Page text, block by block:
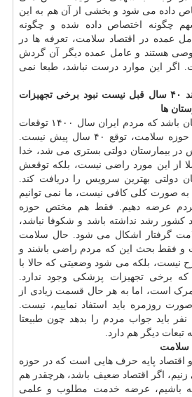
داده می شود و بخشی از آن هم به این
چگونه اختصاص داده شده و چگونه
عمده در اقتصاد سلامت، تعرفه ها در
هستند و عامل عمده دیگر آن گردش
اگر این موارد درست نباشد، طبعا نمی
نبود برخی تجهیزات
ها
جعفریان تصریح کرد: یادمان باشد که مردم ایران سال ۱۴۰۰ توقعات
شان از همه چیز همچون حوزه سلامت، توقع ۴۰ سال پیش نیست.
۴۰ سال پیش در بیمارستان دولتی بستری می شد، خدا
از این مورد راضی نیست، بلکه توقعش
دولتی بهترین سرویس را دریافت کند.
صورت کلی کافی نیست، ما نمی توانیم
عرضه دهیم. فقط هم مختص حوزه
کشور رشد نداشته باشد و شکوفا نباشد،
گرفتار اشکال می شود. حال سلامت
و فقط بحث این که مردم راضی باشند و
نیست، بلکه می شود وضعیتی که حالا با
برخی تجهیزات پزشکی وجود ندارد.
است، اما به هر حال قسمت زیادی از
روزمره باید استفاد نماییم، نیست.
باید جواب مردم را بدهد چون طبیعتا
تبعات دیگر هم دارد.
سلامت
اقتصاد پایه حرف هایی است که در حوزه
اگر اقتصاد ضعیف باشد، هرچقدر هم
باشیم، عرضه خدمت مطلوب و علمی